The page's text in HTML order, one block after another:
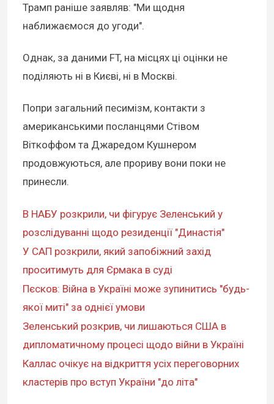
Трамп раніше заявляв: "Ми щодня
наближаємося до угоди".
Однак, за даними FT, на місцях ці оцінки не
поділяють ні в Києві, ні в Москві.
Попри загальний песимізм, контакти з
американськими посланцями Стівом
Віткоффом та Джаредом Кушнером
продовжуються, але прориву вони поки не
принесли.
В НАБУ розкрили, чи фігурує Зеленський у
розслідуванні щодо резиденції "Династія"
У САП розкрили, який запобіжний захід
проситимуть для Єрмака в суді
Пєсков: Війна в Україні може зупинитись "будь-
якої миті" за однієї умови
Зеленський розкрив, чи лишаються США в
дипломатичному процесі щодо війни в Україні
Каллас очікує на відкриття усіх переговорних
кластерів про вступ України "до літа"